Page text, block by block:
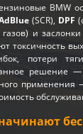
BMW
(SCR), DPF
и заслонки
токсичность
потери
решение —
применения